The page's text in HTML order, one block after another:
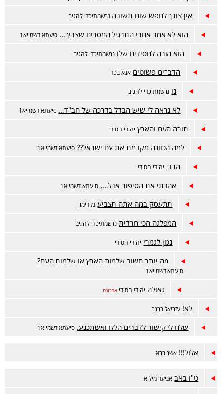
אין צורך לחפש שום תשובה נרשמתיכדי להגיב
הוא לא אמר אחרי התרגיל המסריח שצריך… סיעתא דשמייא1
הוא הורה לחסידים שלו נרשמתיכדי להגיב
הדברים פשוטים אנא בכח
נו נרשמתיכדי להגיב
לא נראה לי שיש הבדל בדרכה של חב"ד… סיעתא דשמייא1
תורה העם והארץ יהודי חסידי
למה הכוונה מקדמת את עם ישראל?? סיעתא דשמייא1
הרבי יהודי חסידי
אהבתי את הסיפור אבל…, סיעתא דשמייא1
תתעסק במה אתה תצביע נקדימון
המפלגה הכי חרדית נרשמתיכדי להגיב
נכון לגמרי יהודי חסידי
מה יותר חשוב שלמות הארץ או שלמות העם?
סיעתא דשמייא1
גאולה יהודי חסידי אחרונה
לא! עזריאל ברגר
שלח לי קישור לדברים הללו ואשתכנע. סיעתא דשמייא1
אלול!!! אשר ברא
ט"ו באב אביעד מילוא